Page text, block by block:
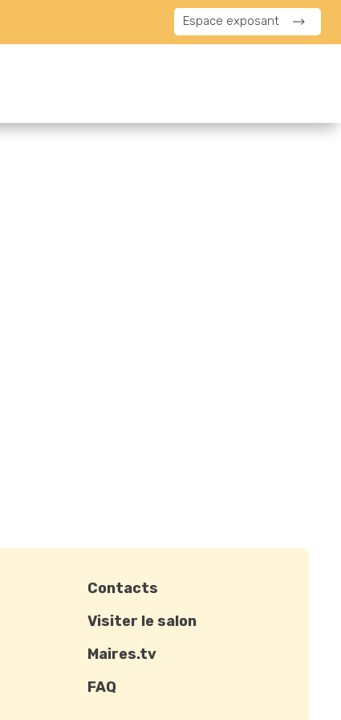
Espace exposant
Contacts
Visiter le salon
Maires.tv
FAQ